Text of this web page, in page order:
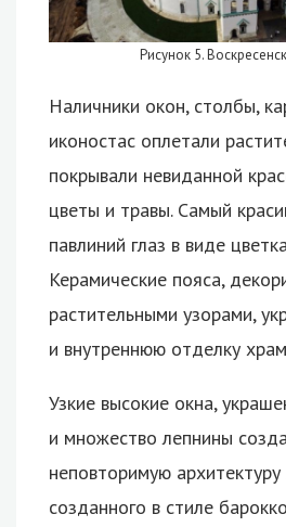
Рисунок 5.
Наличники окон, столбы,
иконостас оплетали
покрывали невиданной
цветы и травы. Самый
павлиний глаз в виде
Керамические пояса,
растительными узорами,
и внутреннюю отделку
Узкие высокие окна,
и множество лепнины
неповторимую
созданного в стиле